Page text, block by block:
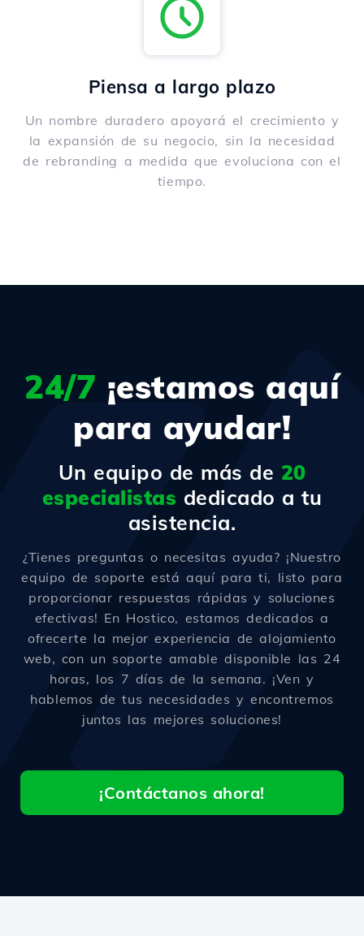
Piensa a largo plazo
Un nombre duradero apoyará el crecimiento y
la expansión de su negocio, sin la necesidad
de rebranding a medida que evoluciona con el
tiempo.
24/7 ¡estamos aquí
para ayudar!
Un equipo de más de 20
especialistas dedicado a tu
asistencia.
¿Tienes preguntas o necesitas ayuda? ¡Nuestro
equipo de soporte está aquí para ti, listo para
proporcionar respuestas rápidas y soluciones
efectivas! En Hostico, estamos dedicados a
ofrecerte la mejor experiencia de alojamiento
web, con un soporte amable disponible las 24
horas, los 7 días de la semana. ¡Ven y
hablemos de tus necesidades y encontremos
juntos las mejores soluciones!
¡Contáctanos ahora!